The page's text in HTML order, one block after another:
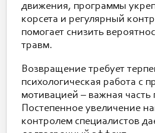
движения, программы
корсета и регулярный
помогает снизить
травм.
Возвращение требует
психологическая работа с
мотивацией – важная часть
Постепенное увеличение
контролем специалистов